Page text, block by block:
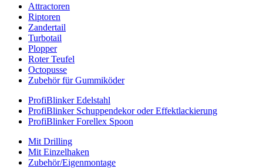
Attractoren
Riptoren
Zandertail
Turbotail
Plopper
Roter Teufel
Octopusse
Zubehör für Gummiköder
ProfiBlinker Edelstahl
ProfiBlinker Schuppendekor oder Effektlackierung
ProfiBlinker Forellex Spoon
Mit Drilling
Mit Einzelhaken
Zubehör/Eigenmontage